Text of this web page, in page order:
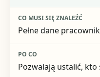
Co musi się znaleźć
Pełne dane
Pozwalają ustalić,